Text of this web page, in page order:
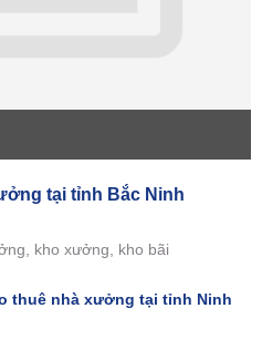
tại tỉnh Bắc Ninh
kho xưởng, kho bãi
thuê nhà xưởng tại tỉnh Ninh